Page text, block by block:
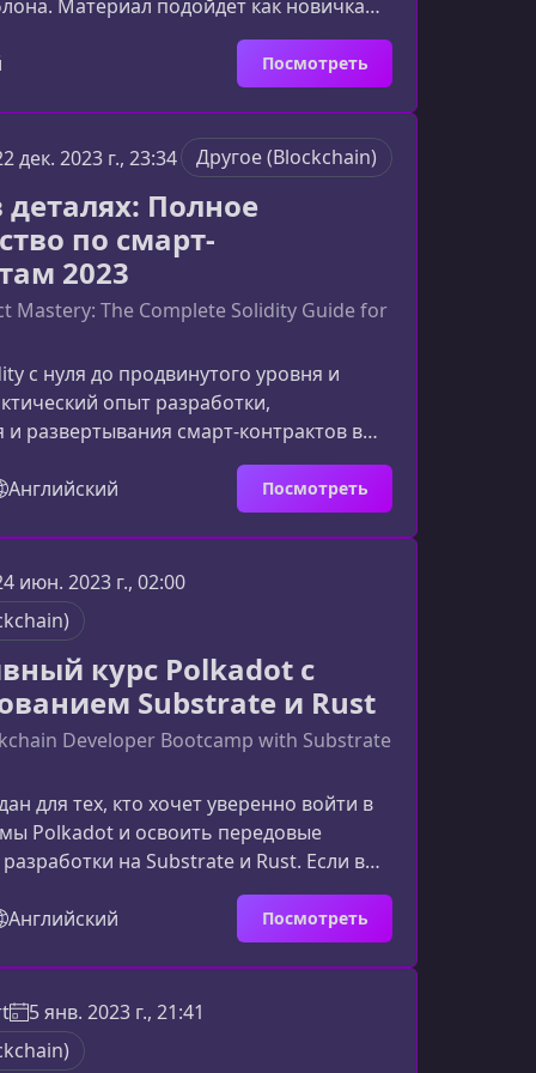
Материал подойдёт как новичкам,
которые хотят быстро запустить
и масштабируемый игровой
собой курсВ курсе
шаблон кликерной игры,
под Telegram Web Apps.
работает внутренняя логика, какие
«из коробки» и
Посмотреть
дек. 2023 г., 23:34 Другоe (Blockchain)
деталях: Полное
по смарт-
2023
Mastery: The Complete Solidity Guide for
с нуля до продвинутого уровня и
опыт разработки,
и развертывания смарт-контрактов в
Что представляет собой курс по
— это детальное, структурированное
руководство по созданию смарт-
Solidity, охватывающее все аспекты
Ethereum: от базовых концепций
практик и реальных
подойдет обучениеНа
Английский Посмотреть
июн. 2023 г., 02:00
курс Polkadot с
Substrate и Rust
Developer Bootcamp with Substrate
для тех, кто хочет уверенно войти в
Polkadot и освоить передовые
на Substrate и Rust. Если вы
путь к созданию кастомных
– вы в нужном
стоит изучать Polkadot и Substrate
стремительно развивается как
перспективных блокчейн‑платформ
Благодаря уникальной архитектуре
об
Английский Посмотреть
5 янв. 2023 г., 21:41